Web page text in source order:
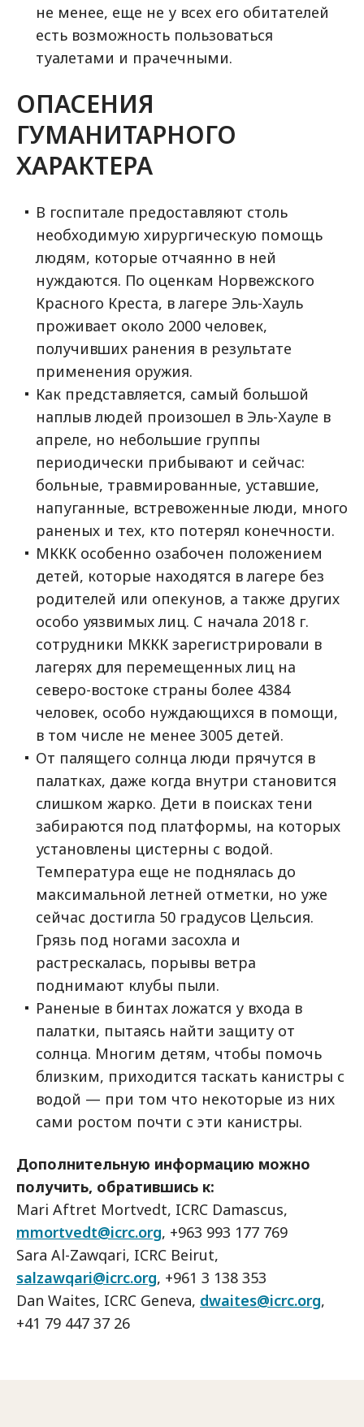
не менее, еще не у всех его обитателей
есть возможность пользоваться
туалетами и прачечными.
ОПАСЕНИЯ
ГУМАНИТАРНОГО
ХАРАКТЕРА
В госпитале предоставляют столь
необходимую хирургическую помощь
людям, которые отчаянно в ней
нуждаются. По оценкам Норвежского
Красного Креста, в лагере Эль-Хауль
проживает около 2000 человек,
получивших ранения в результате
применения оружия.
Как представляется, самый большой
наплыв людей произошел в Эль-Хауле в
апреле, но небольшие группы
периодически прибывают и сейчас:
больные, травмированные, уставшие,
напуганные, встревоженные люди, много
раненых и тех, кто потерял конечности.
МККК особенно озабочен положением
детей, которые находятся в лагере без
родителей или опекунов, а также других
особо уязвимых лиц. С начала 2018 г.
сотрудники МККК зарегистрировали в
лагерях для перемещенных лиц на
северо-востоке страны более 4384
человек, особо нуждающихся в помощи,
в том числе не менее 3005 детей.
От палящего солнца люди прячутся в
палатках, даже когда внутри становится
слишком жарко. Дети в поисках тени
забираются под платформы, на которых
установлены цистерны с водой.
Температура еще не поднялась до
максимальной летней отметки, но уже
сейчас достигла 50 градусов Цельсия.
Грязь под ногами засохла и
растрескалась, порывы ветра
поднимают клубы пыли.
Раненые в бинтах ложатся у входа в
палатки, пытаясь найти защиту от
солнца. Многим детям, чтобы помочь
близким, приходится таскать канистры с
водой — при том что некоторые из них
сами ростом почти с эти канистры.
Дополнительную информацию можно
получить, обратившись к:
Mari Aftret Mortvedt, ICRC Damascus,
mmortvedt@icrc.org, +963 993 177 769
Sara Al-Zawqari, ICRC Beirut,
salzawqari@icrc.org, +961 3 138 353
Dan Waites, ICRC Geneva, dwaites@icrc.org,
+41 79 447 37 26